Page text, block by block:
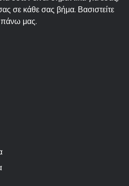
σε κάθε σας βήμα. Βασιστείτε
πάνω μας.